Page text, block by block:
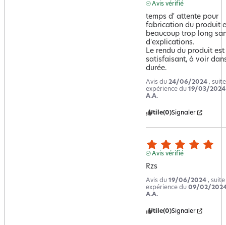
Avis vérifié
temps d' attente pour
fabrication du produit
beaucoup trop long
d'explications.
Le rendu du produit est
satisfaisant, à voir
durée.
Avis du 24/06/2024 ,
expérience du 19/03/2024
A.A.
Utile(0)Signaler
Avis vérifié
Rzs
Avis du 19/06/2024 , suite
expérience du 09/02/
A.A.
Utile(0)Signaler